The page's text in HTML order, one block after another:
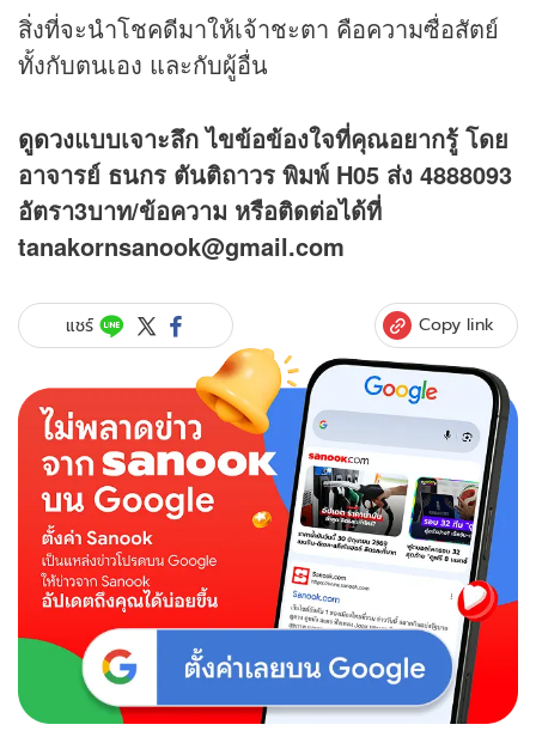
สิ่งที่จะนำโชคดีมาให้เจ้าชะตา คือความซื่อสัตย์
ทั้งกับตนเอง และกับผู้อื่น
ดูดวงแบบเจาะลึก ไขข้อข้องใจที่คุณอยากรู้ โดย
อาจารย์ ธนกร ตันติถาวร พิมพ์ H05 ส่ง 4888093
อัตรา3บาท/ข้อความ หรือติดต่อได้ที่
tanakornsanook@gmail.com
แชร์ Copy link